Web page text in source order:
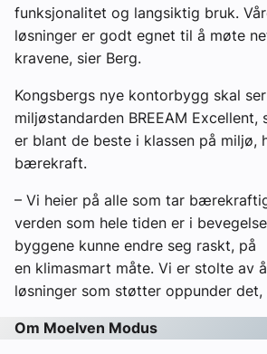
funksjonalitet og langsiktig bruk.
løsninger er godt egnet til å møte
kravene, sier Berg.
Kongsbergs nye kontorbygg skal
miljøstandarden BREEAM
er blant de beste i klassen på miljø,
bærekraft.
– Vi heier på alle som tar
verden som hele tiden er i
byggene kunne endre seg raskt, på
en klimasmart måte. Vi er stolte av
løsninger som støtter oppunder det,
Om Moelven Modus